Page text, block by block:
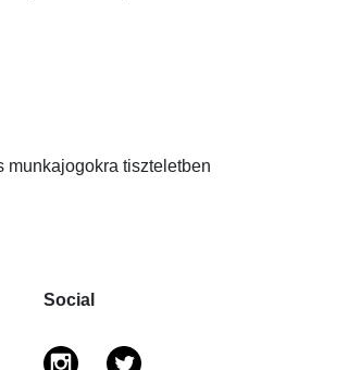
munkajogokra tiszteletben
Social